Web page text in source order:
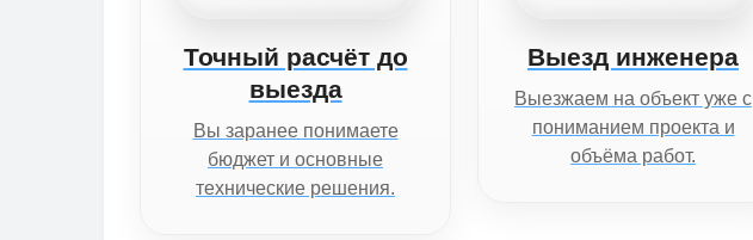
Точный расчёт до
выезда
Вы заранее понимаете
бюджет и основные
технические решения.
Выезд инженера
Выезжаем на объект уже с
пониманием проекта и
объёма работ.